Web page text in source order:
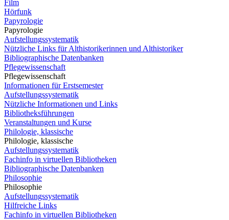
Film
Hörfunk
Papyrologie
Papyrologie
Aufstellungssystematik
Nützliche Links für Althistorikerinnen und Althistoriker
Bibliographische Datenbanken
Pflegewissenschaft
Pflegewissenschaft
Informationen für Erstsemester
Aufstellungssystematik
Nützliche Informationen und Links
Bibliotheksführungen
Veranstaltungen und Kurse
Philologie, klassische
Philologie, klassische
Aufstellungssystematik
Fachinfo in virtuellen Bibliotheken
Bibliographische Datenbanken
Philosophie
Philosophie
Aufstellungssystematik
Hilfreiche Links
Fachinfo in virtuellen Bibliotheken